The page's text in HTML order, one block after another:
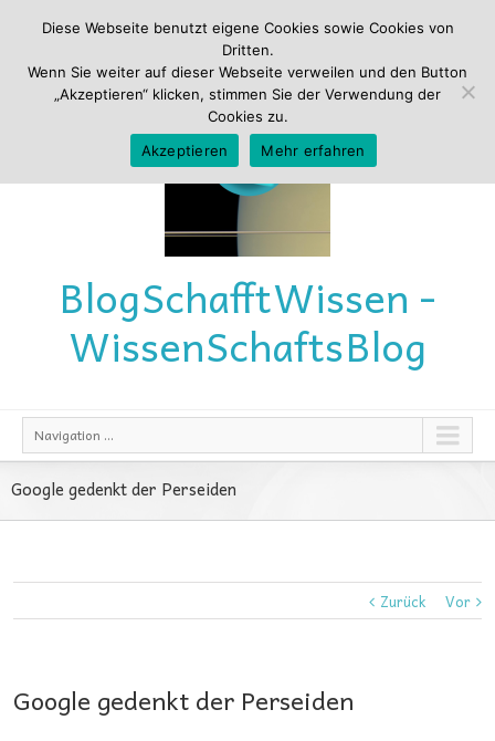
BlogSchafftWissen -
WissenSchaftsBlog
Navigation ...
Google gedenkt der Perseiden
Zurück Vor
Google gedenkt der Perseiden
Diese Webseite benutzt eigene Cookies sowie Cookies von
Dritten.
Wenn Sie weiter auf dieser Webseite verweilen und den Button
„Akzeptieren“ klicken, stimmen Sie der Verwendung der
Cookies zu.
Akzeptieren
Mehr erfahren